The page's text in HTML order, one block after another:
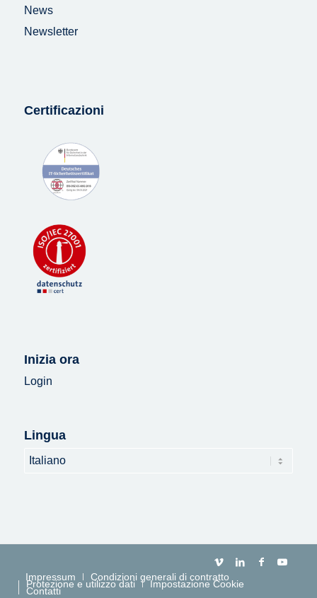
News
Newsletter
Certificazioni
Inizia ora
Login
Lingua
Impressum Condizioni generali di contratto
Protezione e utilizzo dati Impostazione Cookie
Contatti